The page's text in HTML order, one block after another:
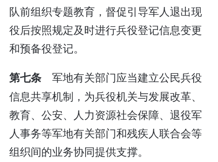
队前组织专题教育，督促引导军人退出现
役后按照规定及时进行兵役登记信息变更
和预备役登记。
第七条军地有关部门应当建立公民兵役
信息共享机制，为兵役机关与发展改革、
教育、公安、人力资源社会保障、退役军
人事务等军地有关部门和残疾人联合会等
组织间的业务协同提供支撑。